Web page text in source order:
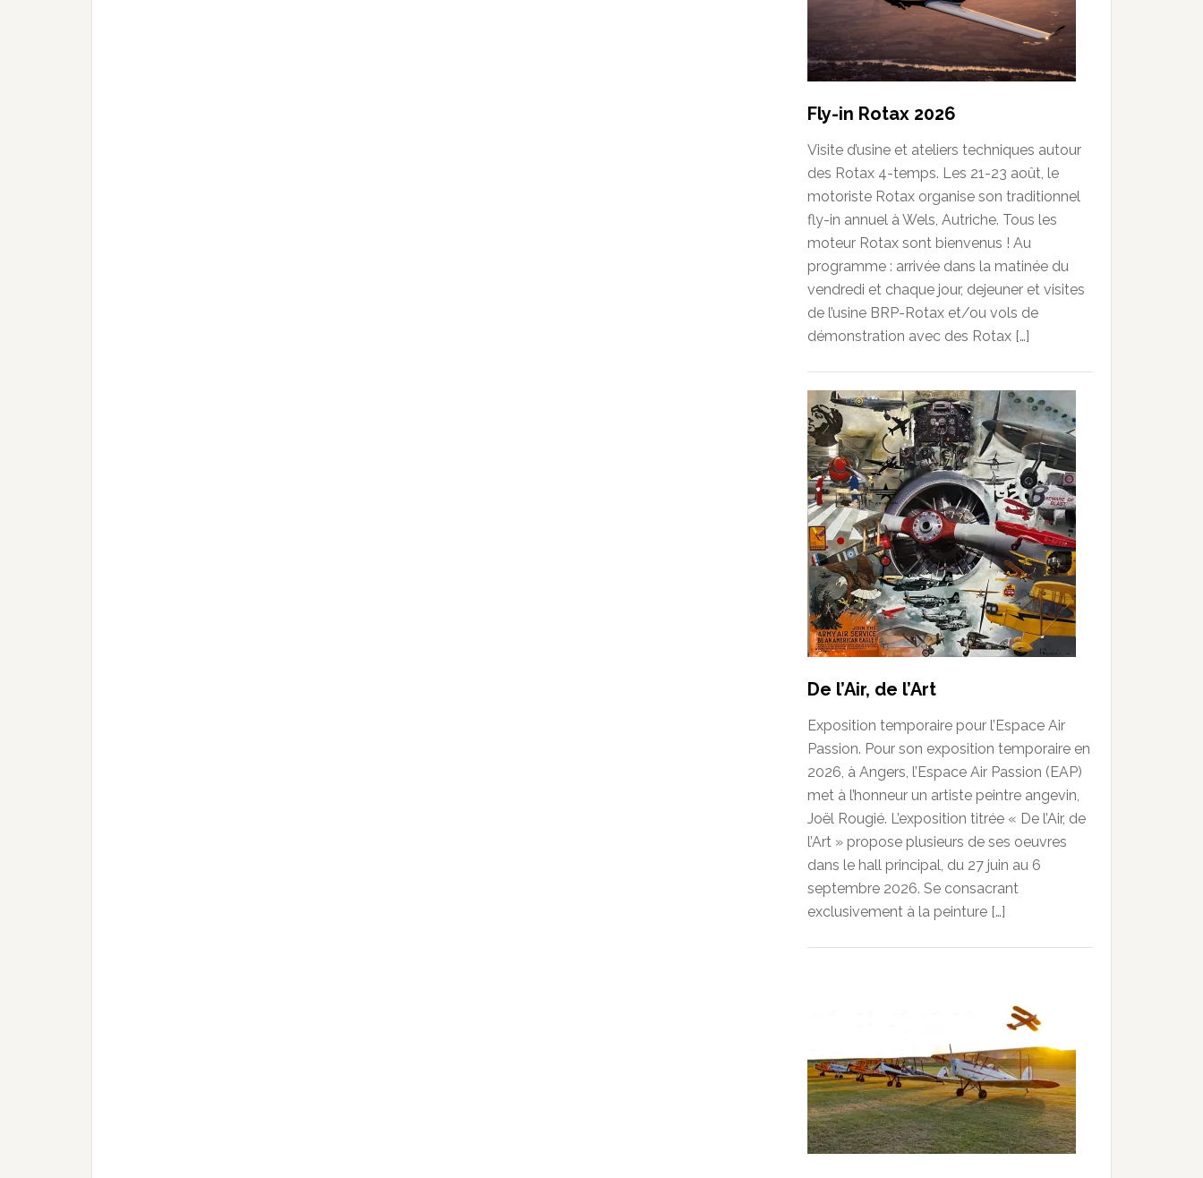
Fly-in Rotax 2026
Visite d’usine et ateliers techniques autour
des Rotax 4-temps. Les 21-23 août, le
motoriste Rotax organise son traditionnel
fly-in annuel à Wels, Autriche. Tous les
moteur Rotax sont bienvenus ! Au
programme : arrivée dans la matinée du
vendredi et chaque jour, dejeuner et visites
de l’usine BRP-Rotax et/ou vols de
démonstration avec des Rotax […]
De l’Air, de l’Art
Exposition temporaire pour l’Espace Air
Passion. Pour son exposition temporaire en
2026, à Angers, l’Espace Air Passion (EAP)
met à l’honneur un artiste peintre angevin,
Joël Rougié. L’exposition titrée « De l’Air, de
l’Art » propose plusieurs de ses oeuvres
dans le hall principal, du 27 juin au 6
septembre 2026. Se consacrant
exclusivement à la peinture […]